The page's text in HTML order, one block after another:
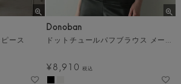
ース
Donoban
ドットチュールパフブラウス メール便
¥8,910 税込